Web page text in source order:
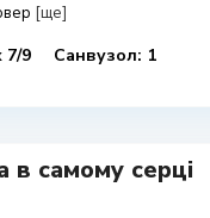
[ще]
7/9 Санвузол: 1
в самому серці